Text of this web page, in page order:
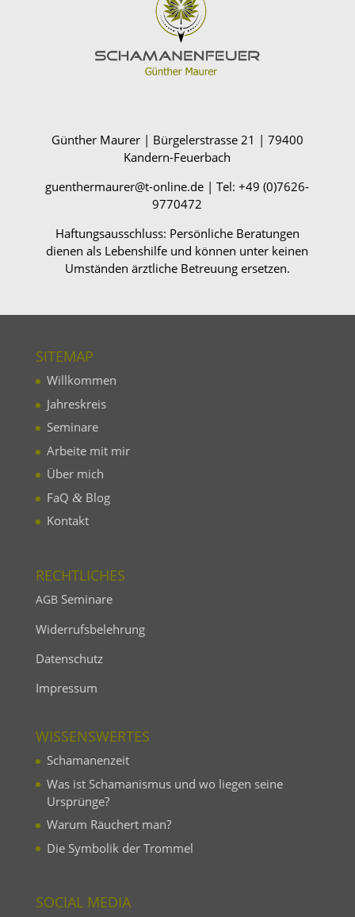
Günther Maurer | Bürgelerstrasse 21 | 79400
Kandern-Feuerbach
guenthermaurer@t-online.de | Tel: +49 (0)7626-
9770472
Haftungsausschluss: Persönliche Beratungen
dienen als Lebenshilfe und können unter keinen
Umständen ärztliche Betreuung ersetzen.
SITEMAP
Willkommen
Jahres­kreis
Seminare
Arbeite mit mir
Über mich
FaQ &Blog
Kontakt
RECHT­LI­CHES
AGBSeminare
Wider­rufs­be­leh­rung
Daten­schutz
Impressum
WISSENS­WERTES
Schama­nenzeit
Was ist Schama­nismus und wo liegen seine
Ursprünge?
Warum Räuchert man?
Die Symbolik der Trommel
SOCIAL MEDIA